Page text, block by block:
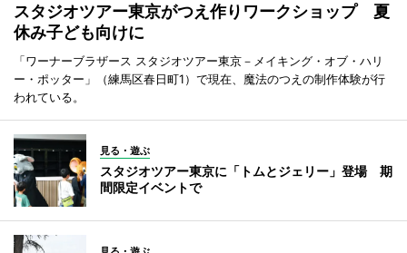
スタジオツアー東京がつえ作りワークショップ 夏
休み子ども向けに
「ワーナーブラザース スタジオツアー東京－メイキング・オブ・ハリ
ー・ポッター」（練馬区春日町1）で現在、魔法のつえの制作体験が行
われている。
見る・遊ぶ
スタジオツアー東京に「トムとジェリー」登場 期
間限定イベントで